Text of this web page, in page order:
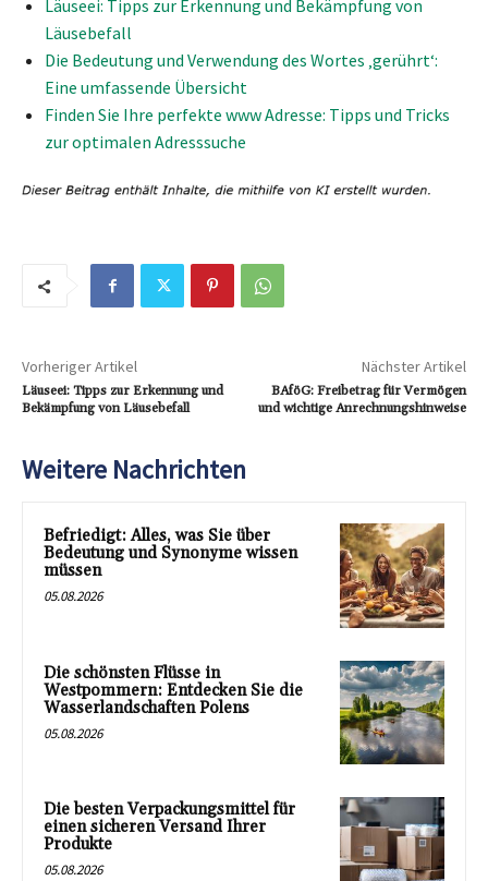
Läuseei: Tipps zur Erkennung und Bekämpfung von
Läusebefall
Die Bedeutung und Verwendung des Wortes ‚gerührt‘:
Eine umfassende Übersicht
Finden Sie Ihre perfekte www Adresse: Tipps und Tricks
zur optimalen Adresssuche
Vorheriger Artikel
Läuseei: Tipps zur Erkennung und
Bekämpfung von Läusebefall
Nächster Artikel
BAföG: Freibetrag für Vermögen
und wichtige Anrechnungshinweise
Weitere Nachrichten
Befriedigt: Alles, was Sie über
Bedeutung und Synonyme wissen
müssen
05.08.2026
Die schönsten Flüsse in
Westpommern: Entdecken Sie die
Wasserlandschaften Polens
05.08.2026
Die besten Verpackungsmittel für
einen sicheren Versand Ihrer
Produkte
05.08.2026